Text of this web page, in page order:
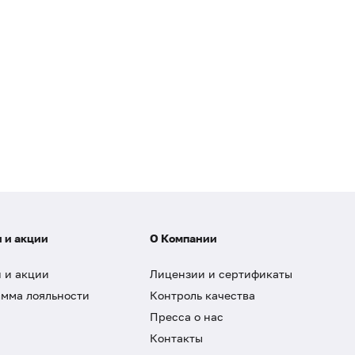
и акции
и акции
лояльности
О Компании
Лицензии и сертификаты
Контроль качества
Пресса о нас
Контакты